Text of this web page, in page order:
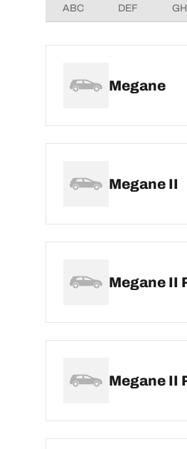
ABC DEF
Megane
Megane II
Megane II
Megane II